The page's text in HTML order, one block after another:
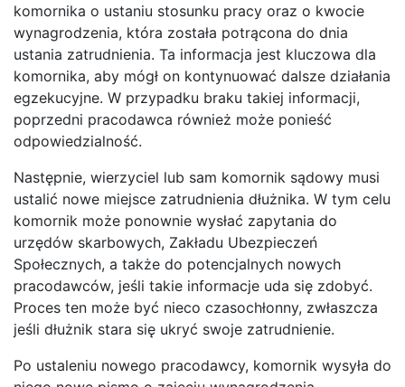
komornika o ustaniu stosunku pracy oraz o kwocie
wynagrodzenia, która została potrącona do dnia
ustania zatrudnienia. Ta informacja jest kluczowa dla
komornika, aby mógł on kontynuować dalsze działania
egzekucyjne. W przypadku braku takiej informacji,
poprzedni pracodawca również może ponieść
odpowiedzialność.
Następnie, wierzyciel lub sam komornik sądowy musi
ustalić nowe miejsce zatrudnienia dłużnika. W tym celu
komornik może ponownie wysłać zapytania do
urzędów skarbowych, Zakładu Ubezpieczeń
Społecznych, a także do potencjalnych nowych
pracodawców, jeśli takie informacje uda się zdobyć.
Proces ten może być nieco czasochłonny, zwłaszcza
jeśli dłużnik stara się ukryć swoje zatrudnienie.
Po ustaleniu nowego pracodawcy, komornik wysyła do